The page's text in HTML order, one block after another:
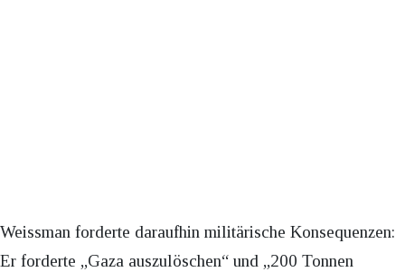
Weissman forderte daraufhin militärische Konsequenzen:
Er forderte „Gaza auszulöschen“ und „200 Tonnen